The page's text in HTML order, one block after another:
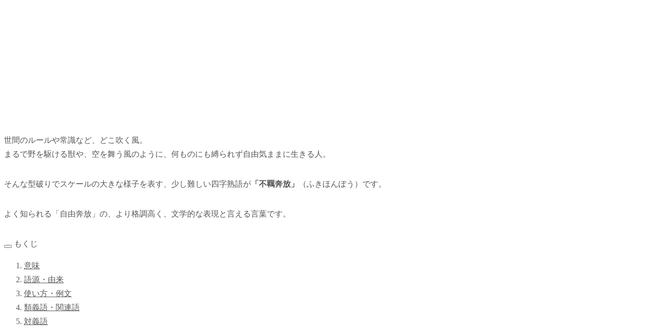
世間のルールや常識など、どこ吹く風。
まるで野を駆ける獣や、空を舞う風のように、何ものにも縛られず自由気ままに生きる人。
そんな型破りでスケールの大きな様子を表す、少し難しい四字熟語が 「不羈奔放」 （ふきほんぽう）です。
よく知られる「自由奔放」の、より格調高く、文学的な表現と言える言葉です。
もくじ
意味
語源・由来
使い方・例文
類義語・関連語
対義語